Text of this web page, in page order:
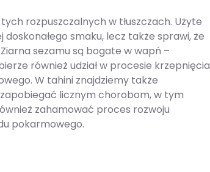
rozpuszczalnych w tłuszczach. Użyte
smaku, lecz także sprawi, że
sezamu są bogate w wapń –
również udział w procesie krzepnięcia
W tahini znajdziemy także
licznym chorobom, w tym
zahamować proces rozwoju
pokarmowego.